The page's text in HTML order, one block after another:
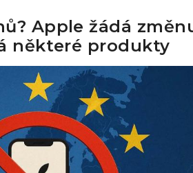
Apple žádá
některé produkty